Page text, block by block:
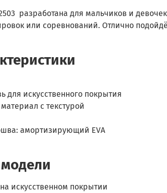
разработана для мальчиков и
или соревнований. Отлично
для искусственного покрытия
с текстурой
амортизирующий EVA
искусственном покрытии